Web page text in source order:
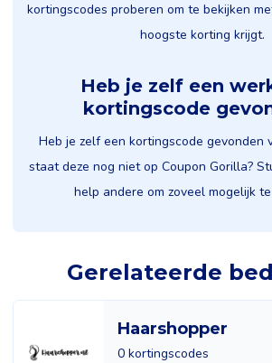
kortingscodes proberen om te bekijken
hoogste korting krijgt.
Heb je zelf een
kortingscode
Heb je zelf een kortingscode gevonden
staat deze nog niet op Coupon Gorilla?
help andere om zoveel mogelijk
Gerelateerde
Haarshopper
0 kortingscodes